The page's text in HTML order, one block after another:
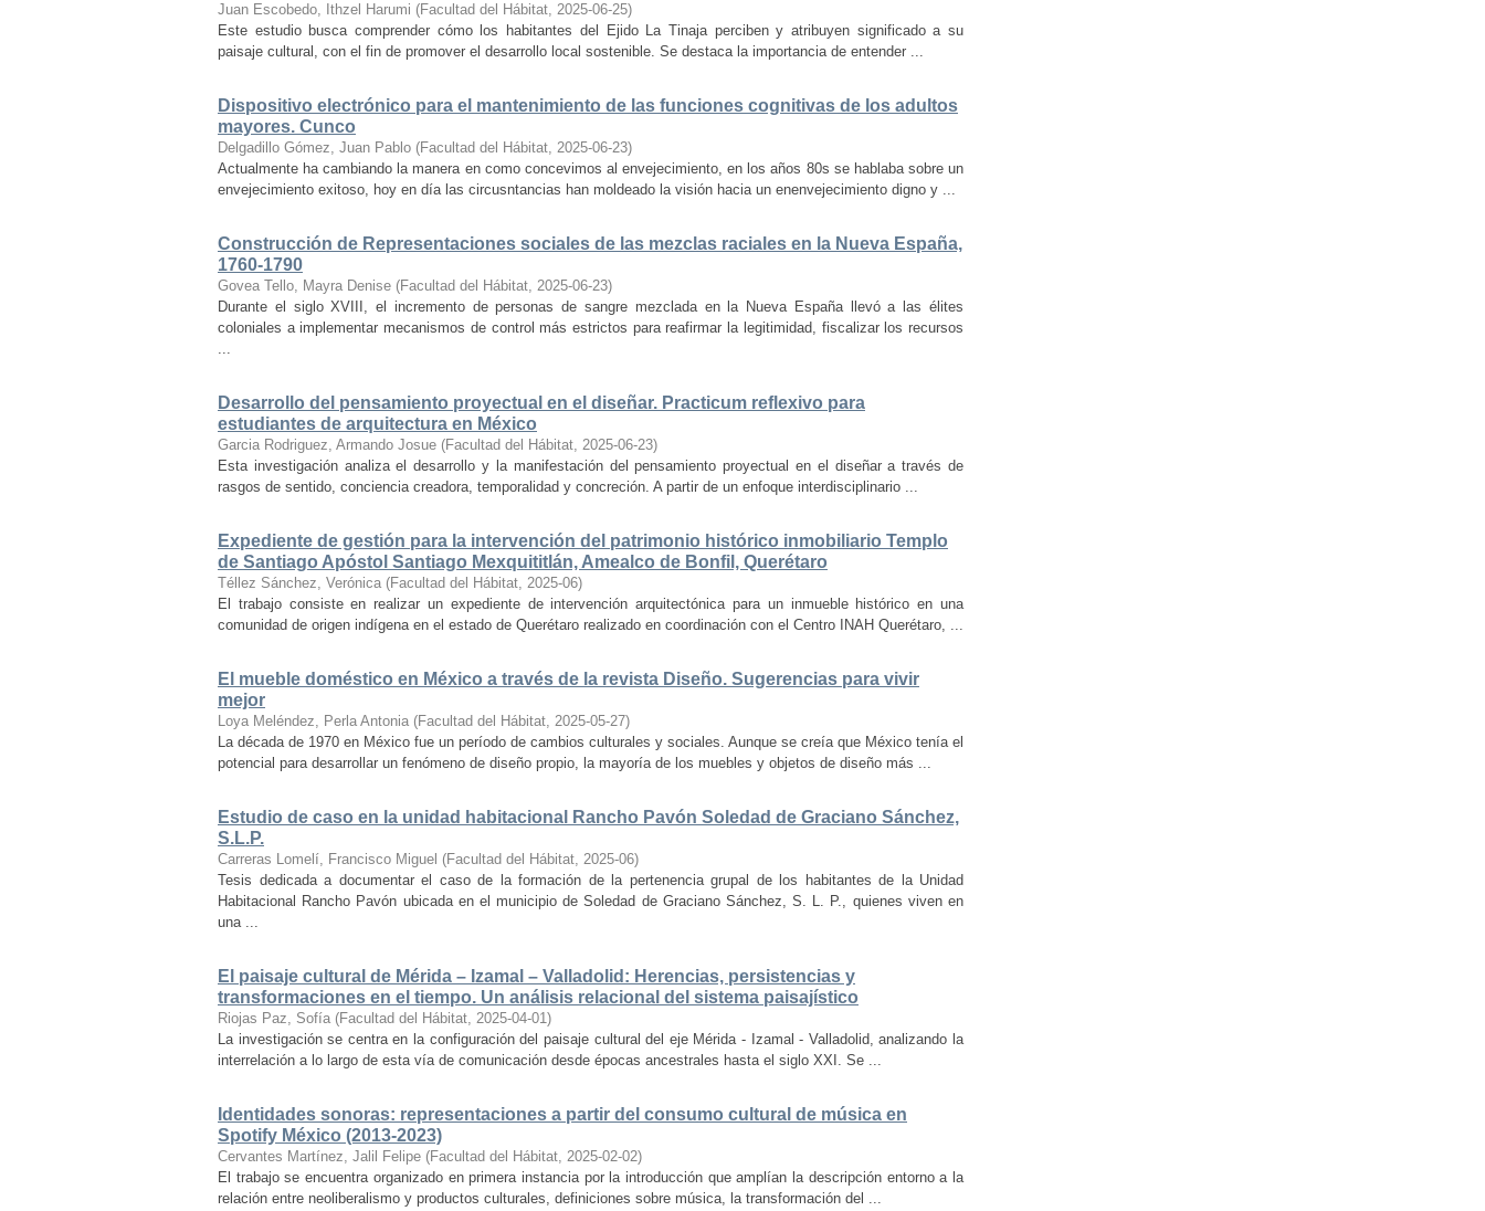
Juan Escobedo, Ithzel Harumi (Facultad del Hábitat, 2025-06-25)
Este estudio busca comprender cómo los habitantes del Ejido La Tinaja perciben y atribuyen significado a su
paisaje cultural, con el fin de promover el desarrollo local sostenible. Se destaca la importancia de entender ...
Dispositivo electrónico para el mantenimiento de las funciones cognitivas de los adultos
mayores. Cunco
Delgadillo Gómez, Juan Pablo (Facultad del Hábitat, 2025-06-23)
Actualmente ha cambiando la manera en como concevimos al envejecimiento, en los años 80s se hablaba sobre un
envejecimiento exitoso, hoy en día las circusntancias han moldeado la visión hacia un enenvejecimiento digno y ...
Construcción de Representaciones sociales de las mezclas raciales en la Nueva España,
1760-1790
Govea Tello, Mayra Denise (Facultad del Hábitat, 2025-06-23)
Durante el siglo XVIII, el incremento de personas de sangre mezclada en la Nueva España llevó a las élites
coloniales a implementar mecanismos de control más estrictos para reafirmar la legitimidad, fiscalizar los recursos
...
Desarrollo del pensamiento proyectual en el diseñar. Practicum reflexivo para
estudiantes de arquitectura en México
Garcia Rodriguez, Armando Josue (Facultad del Hábitat, 2025-06-23)
Esta investigación analiza el desarrollo y la manifestación del pensamiento proyectual en el diseñar a través de
rasgos de sentido, conciencia creadora, temporalidad y concreción. A partir de un enfoque interdisciplinario ...
Expediente de gestión para la intervención del patrimonio histórico inmobiliario Templo
de Santiago Apóstol Santiago Mexquititlán, Amealco de Bonfil, Querétaro
Téllez Sánchez, Verónica (Facultad del Hábitat, 2025-06)
El trabajo consiste en realizar un expediente de intervención arquitectónica para un inmueble histórico en una
comunidad de origen indígena en el estado de Querétaro realizado en coordinación con el Centro INAH Querétaro, ...
El mueble doméstico en México a través de la revista Diseño. Sugerencias para vivir
mejor
Loya Meléndez, Perla Antonia (Facultad del Hábitat, 2025-05-27)
La década de 1970 en México fue un período de cambios culturales y sociales. Aunque se creía que México tenía el
potencial para desarrollar un fenómeno de diseño propio, la mayoría de los muebles y objetos de diseño más ...
Estudio de caso en la unidad habitacional Rancho Pavón Soledad de Graciano Sánchez,
S.L.P.
Carreras Lomelí, Francisco Miguel (Facultad del Hábitat, 2025-06)
Tesis dedicada a documentar el caso de la formación de la pertenencia grupal de los habitantes de la Unidad
Habitacional Rancho Pavón ubicada en el municipio de Soledad de Graciano Sánchez, S. L. P., quienes viven en
una ...
El paisaje cultural de Mérida – Izamal – Valladolid: Herencias, persistencias y
transformaciones en el tiempo. Un análisis relacional del sistema paisajístico
Riojas Paz, Sofía (Facultad del Hábitat, 2025-04-01)
La investigación se centra en la configuración del paisaje cultural del eje Mérida - Izamal - Valladolid, analizando la
interrelación a lo largo de esta vía de comunicación desde épocas ancestrales hasta el siglo XXI. Se ...
Identidades sonoras: representaciones a partir del consumo cultural de música en
Spotify México (2013-2023)
Cervantes Martínez, Jalil Felipe (Facultad del Hábitat, 2025-02-02)
El trabajo se encuentra organizado en primera instancia por la introducción que amplían la descripción entorno a la
relación entre neoliberalismo y productos culturales, definiciones sobre música, la transformación del ...